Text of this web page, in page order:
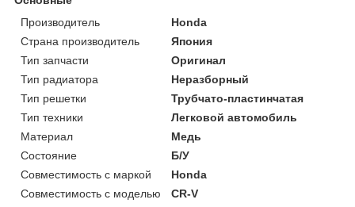
Производитель
Honda
Страна производитель
Япония
Тип запчасти
Оригинал
Тип радиатора
Неразборный
Тип решетки
Трубчато-пластинчатая
Тип техники
Легковой автомобиль
Материал
Медь
Состояние
Б/У
Совместимость с маркой
Honda
Совместимость с моделью
CR-V